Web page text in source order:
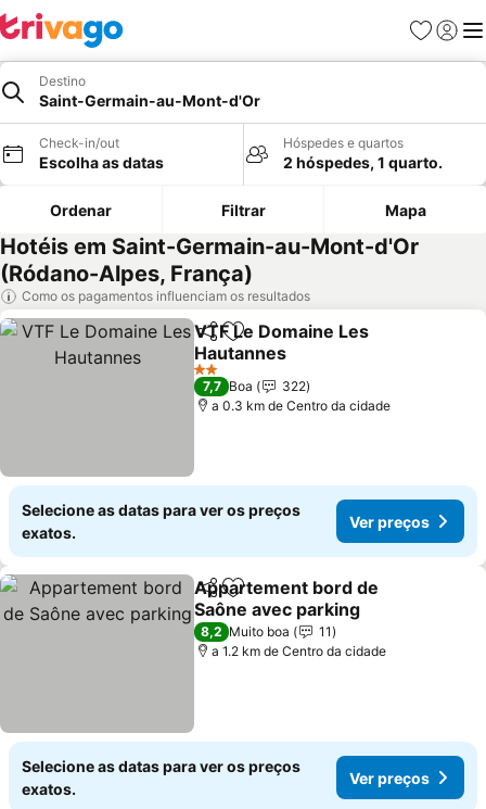
Favoritos
Iniciar
Destino
Saint-Germain-au-Mont-d'Or
Check-in/out
Escolha as datas
Hóspedes e quartos
2 hóspedes, 1 quarto.
Ordenar Filtrar Mapa
Hotéis em Saint-Germain-au-Mont-d'Or
(Ródano-Alpes, França)
Como os pagamentos influenciam os resultados
PartilharAdicionar aos favoritos
VTF Le Domaine Les
Hautannes
2 Estrelas
7,7 Boa
322
a 0.3 km de Centro da cidade
Selecione as datas para ver os preços
exatos.
Ver preços
PartilharAdicionar aos favoritos
Appartement bord de
Saône avec parking
8,2 Muito boa
11
a 1.2 km de Centro da cidade
Selecione as datas para ver os preços
exatos.
Ver preços